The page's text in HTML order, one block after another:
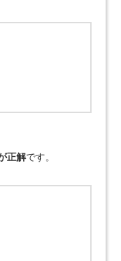
正解です。